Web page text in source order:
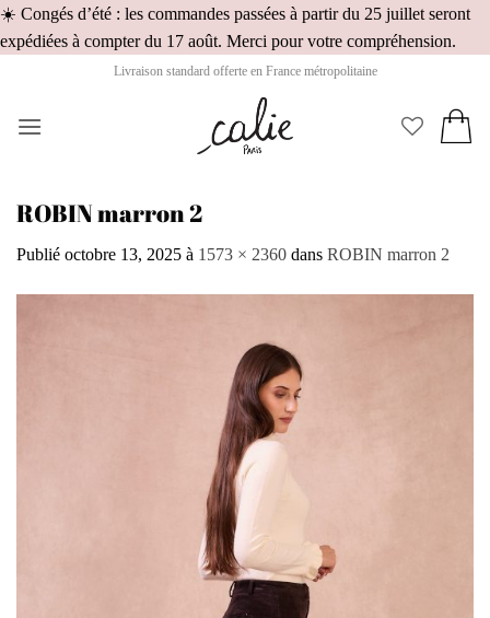
☀️ Congés d’été : les commandes passées à partir du 25 juillet seront
expédiées à compter du 17 août. Merci pour votre compréhension.
Livraison standard offerte en France métropolitaine
ROBIN marron 2
Publié octobre 13, 2025 à 1573 × 2360 dans ROBIN marron 2